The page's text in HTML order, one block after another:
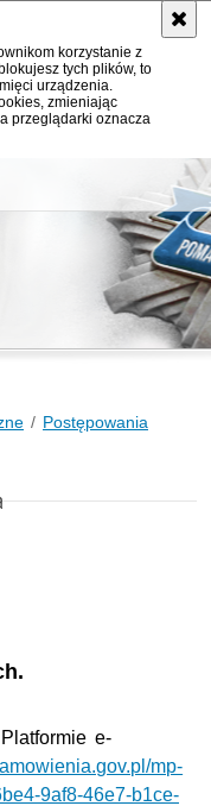
korzystanie z
tych plików, to
urządzenia.
zmieniając
przeglądarki oznacza
Postępowania
e-
mp-
9af8-46e7-b1ce-